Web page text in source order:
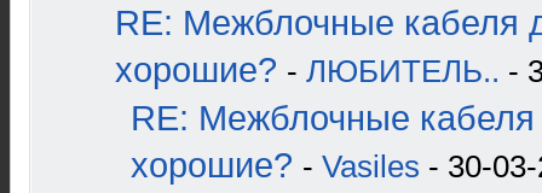
RE: Межблочные кабеля
хорошие? - ЛЮБИТЕЛЬ.. -
RE: Межблочные кабеля
хорошие? - Vasiles - 30-